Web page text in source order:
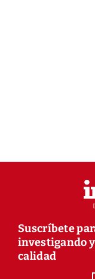
Suscríbete
investigando
calidad